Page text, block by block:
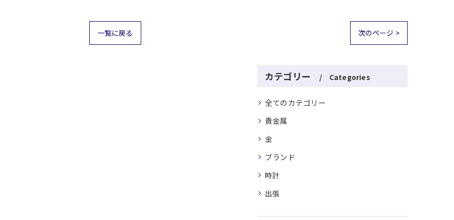
一覧に戻る 次のページ >
カテゴリー Categories
全てのカテゴリー
貴金属
金
ブランド
時計
出張